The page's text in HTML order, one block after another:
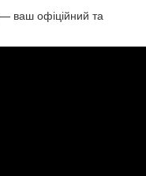
ваш офіційний та